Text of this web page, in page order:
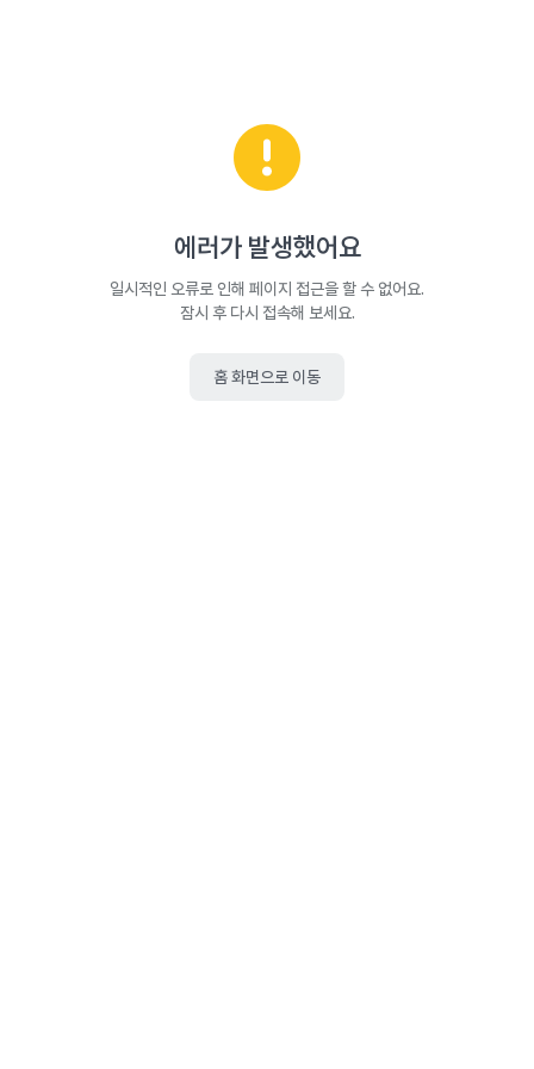
에러가 발생했어요
일시적인 오류로 인해 페이지 접근을 할 수 없어요.
잠시 후 다시 접속해 보세요.
홈 화면으로 이동